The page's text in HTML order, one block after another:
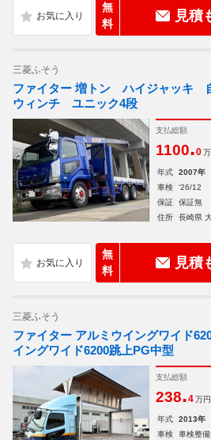
無
料
見積
三菱ふそう
ファイター 増トン ハイジャッキ
ウィンチ ユニック4段
支払総額
1100.0
年式 2007年
車検
'26/12
保証
保証無
住所
長崎県
無
料
見積
三菱ふそう
ファイター アルミウイングワイド
イングワイド6200跳上PG中型
支払総額
238.4 万円
年式 2013年
車検
車検整